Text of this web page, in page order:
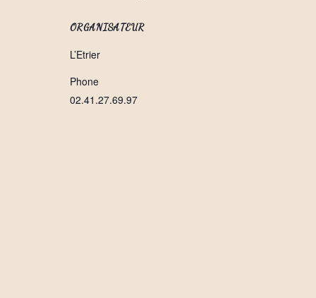
ORGANISATEUR
L’Etrier
Phone
02.41.27.69.97